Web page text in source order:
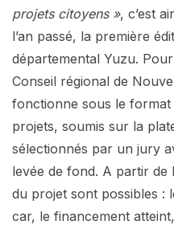
projets citoyens », c’est
l’an passé, la première
départemental Yuzu.
Conseil régional de
fonctionne sous le format
projets, soumis sur la
sélectionnés par un jury
levée de fond. A partir de
du projet sont possibles :
car, le financement